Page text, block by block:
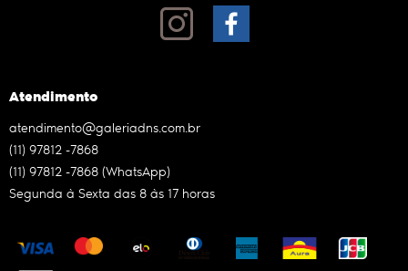
Atendimento
(11) 97812 -7868
(11) 97812 -7868 (WhatsApp)
Segunda à Sexta das 8 às 17 horas
atendimento@galeriadns.com.br